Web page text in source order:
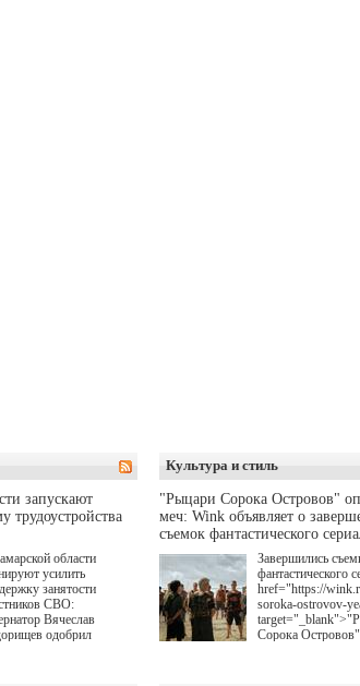
запускают
трудоустройства
области
усилить
занятости
СВО:
Вячеслав
одобрил
Культура и стиль
"Рыцари Сорока Островов"
меч: Wink объявляет о
съемок фантастического
Завершились
фантастического
href="https://
soroka-ostrovov-
Сорока